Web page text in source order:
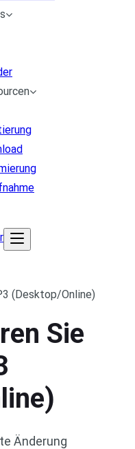
(Desktop/Online)
Sie
Änderung